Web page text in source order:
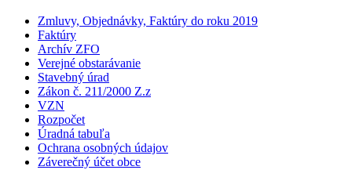
Zmluvy, Objednávky, Faktúry do roku 2019
Faktúry
Archív ZFO
Verejné obstarávanie
Stavebný úrad
Zákon č. 211/2000 Z.z
VZN
Rozpočet
Úradná tabuľa
Ochrana osobných údajov
Záverečný účet obce